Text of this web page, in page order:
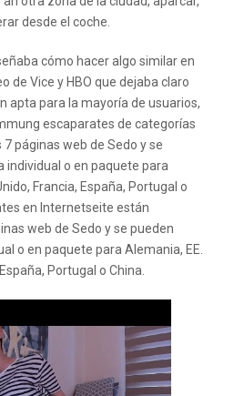
desde el coche.
cómo hacer algo similar en
de Vice y HBO que dejaba claro
apta para la mayoría de usuarios,
escaparates de categorías
páginas web de Sedo y se
o en paquete para
Francia, España, Portugal o
en Internetseite están
web de Sedo y se pueden
o en paquete para Alemania, EE.
Portugal o China.